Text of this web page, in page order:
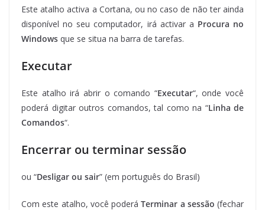
Este atalho activa a Cortana, ou no caso de não ter ainda
disponível no seu computador, irá activar a Procura no
Windows que se situa na barra de tarefas.
Executar
Este atalho irá abrir o comando “Executar“, onde você
poderá digitar outros comandos, tal como na “Linha de
Comandos“.
Encerrar ou terminar sessão
ou “Desligar ou sair” (em português do Brasil)
Com este atalho, você poderáTerminar a sessão (fechar